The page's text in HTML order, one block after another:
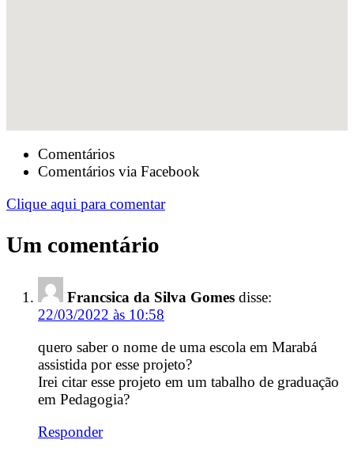
Comentários
Comentários via Facebook
Clique aqui para comentar
Um comentário
Francsica da Silva Gomes disse:
22/03/2022 às 10:58
quero saber o nome de uma escola em Marabá
assistida por esse projeto?
Irei citar esse projeto em um tabalho de graduação
em Pedagogia?
Responder